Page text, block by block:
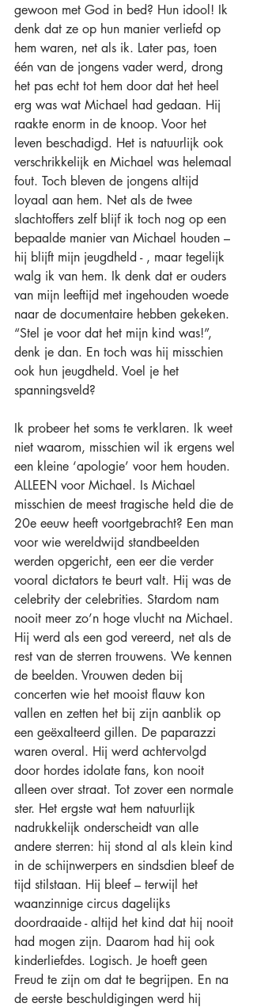
gewoon met God in bed? Hun idool! Ik
denk dat ze op hun manier verliefd op
hem waren, net als ik. Later pas, toen
één van de jongens vader werd, drong
het pas echt tot hem door dat het heel
erg was wat Michael had gedaan. Hij
raakte enorm in de knoop. Voor het
leven beschadigd. Het is natuurlijk ook
verschrikkelijk en Michael was helemaal
fout. Toch bleven de jongens altijd
loyaal aan hem. Net als de twee
slachtoffers zelf blijf ik toch nog op een
bepaalde manier van Michael houden –
hij blijft mijn jeugdheld - , maar tegelijk
walg ik van hem. Ik denk dat er ouders
van mijn leeftijd met ingehouden woede
naar de documentaire hebben gekeken.
“Stel je voor dat het mijn kind was!”,
denk je dan. En toch was hij misschien
ook hun jeugdheld. Voel je het
spanningsveld?
Ik probeer het soms te verklaren. Ik weet
niet waarom, misschien wil ik ergens wel
een kleine ‘apologie’ voor hem houden.
ALLEEN voor Michael. Is Michael
misschien de meest tragische held die de
20e eeuw heeft voortgebracht? Een man
voor wie wereldwijd standbeelden
werden opgericht, een eer die verder
vooral dictators te beurt valt. Hij was de
celebrity der celebrities. Stardom nam
nooit meer zo’n hoge vlucht na Michael.
Hij werd als een god vereerd, net als de
rest van de sterren trouwens. We kennen
de beelden. Vrouwen deden bij
concerten wie het mooist flauw kon
vallen en zetten het bij zijn aanblik op
een geëxalteerd gillen. De paparazzi
waren overal. Hij werd achtervolgd
door hordes idolate fans, kon nooit
alleen over straat. Tot zover een normale
ster. Het ergste wat hem natuurlijk
nadrukkelijk onderscheidt van alle
andere sterren: hij stond al als klein kind
in de schijnwerpers en sindsdien bleef de
tijd stilstaan. Hij bleef – terwijl het
waanzinnige circus dagelijks
doordraaide - altijd het kind dat hij nooit
had mogen zijn. Daarom had hij ook
kinderliefdes. Logisch. Je hoeft geen
Freud te zijn om dat te begrijpen. En na
de eerste beschuldigingen werd hij